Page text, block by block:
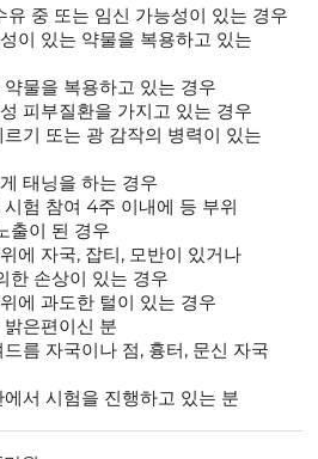
유 중 또는 임신 가능성이 있는 경우
이 있는 약물을 복용하고 있는
물을 복용하고 있는 경우
피부질환을 가지고 있는 경우
기 또는 광 감작의 병력이 있는
태닝을 하는 경우
험 참여 4주 이내에 등 부위
출이 된 경우
에 자국, 잡티, 모반이 있거나
한 손상이 있는 경우
에 과도한 털이 있는 경우
은편이신 분
름 자국이나 점, 흉터, 문신 자국
서 시험을 진행하고 있는 분